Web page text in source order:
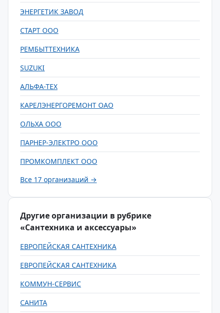
ЭНЕРГЕТИК ЗАВОД
СТАРТ ООО
РЕМБЫТТЕХНИКА
SUZUKI
АЛЬФА-ТЕХ
КАРЕЛЭНЕРГОРЕМОНТ ОАО
ОЛЬХА ООО
ПАРНЕР-ЭЛЕКТРО ООО
ПРОМКОМПЛЕКТ ООО
Все 17 организаций →
Другие организации в рубрике
«Сантехника и аксессуары»
ЕВРОПЕЙСКАЯ САНТЕХНИКА
ЕВРОПЕЙСКАЯ САНТЕХНИКА
КОММУН-СЕРВИС
САНИТА